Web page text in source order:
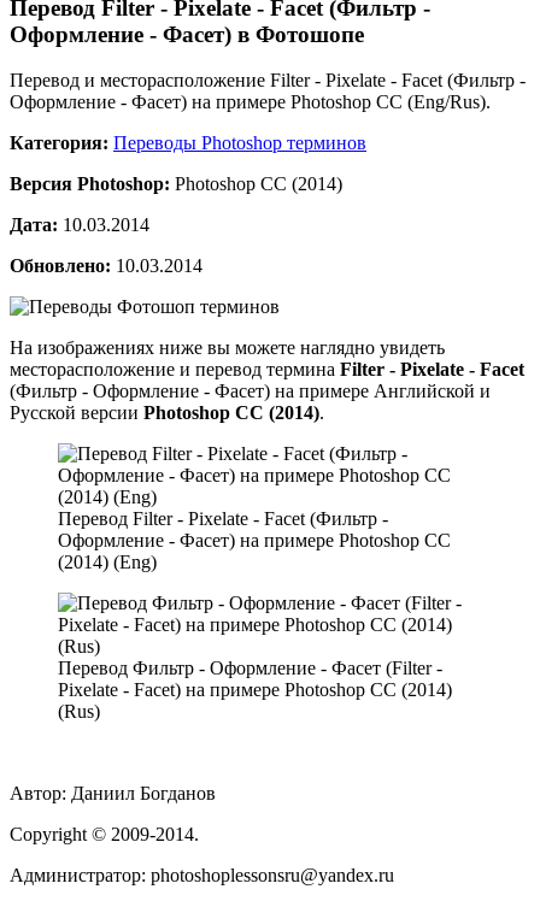
Перевод Filter - Pixelate - Facet (Фильтр -
Оформление - Фасет) в Фотошопе
Перевод и месторасположение Filter - Pixelate - Facet (Фильтр -
Оформление - Фасет) на примере Photoshop CC (Eng/Rus).
Категория: Переводы Photoshop терминов
Версия Photoshop: Photoshop CC (2014)
Дата: 10.03.2014
Обновлено: 10.03.2014
На изображениях ниже вы можете наглядно увидеть
месторасположение и перевод термина Filter - Pixelate - Facet
(Фильтр - Оформление - Фасет) на примере Английской и
Русской версии Photoshop CC (2014).
Перевод Filter - Pixelate - Facet (Фильтр -
Оформление - Фасет) на примере Photoshop CC
(2014) (Eng)
Перевод Фильтр - Оформление - Фасет (Filter -
Pixelate - Facet) на примере Photoshop CC (2014)
(Rus)
Автор: Даниил Богданов
Сopyright© 2009-2014.
Администратор: photoshoplessonsru@yandex.ru